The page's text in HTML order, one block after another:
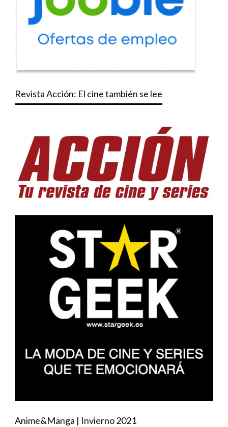
Revista Acción: El cine también se lee
Anime&Manga | Invierno 2021